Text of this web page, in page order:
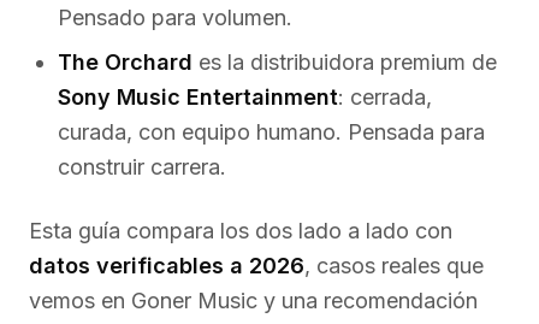
Pensado para volumen.
The Orchard es la distribuidora premium de
Sony Music Entertainment: cerrada,
curada, con equipo humano. Pensada para
construir carrera.
Esta guía compara los dos lado a lado con
datos verificables a 2026, casos reales que
vemos en Goner Music y una recomendación